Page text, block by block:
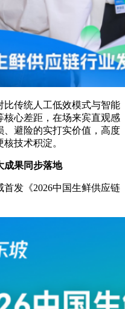
传统人工低效模式与智能
心差距，在场来宾直观感
、避险的实打实价值，高度
技术积淀。
成果同步落地
发《2026中国生鲜供应链